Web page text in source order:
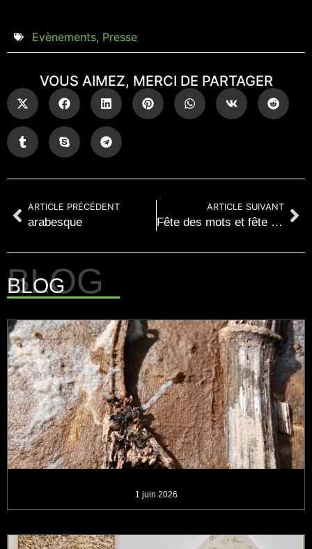
Evènements, Presse
VOUS AIMEZ, MERCI DE PARTAGER
ARTICLE PRÉCÉDENT
arabesque
ARTICLE SUIVANT
Fête des mots et fête des jardins à Ligueux en Périgord
BLOG
1 juin 2026